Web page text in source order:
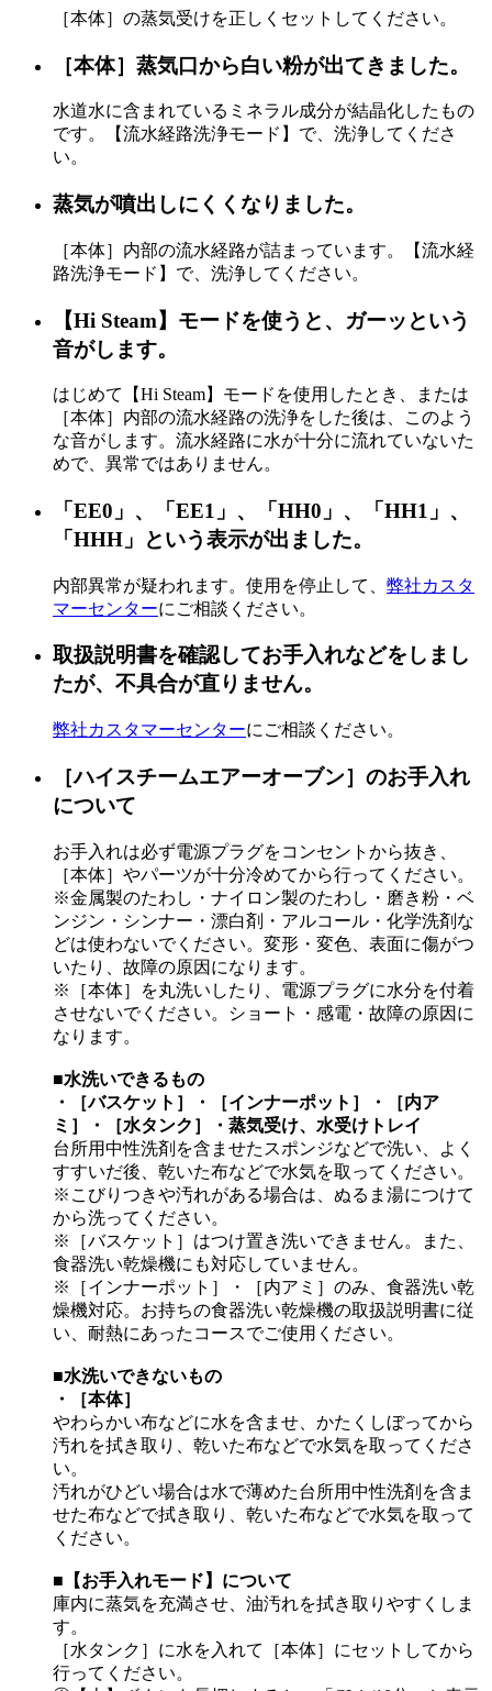
［本体］の蒸気受けを正しくセットしてください。
［本体］蒸気口から白い粉が出てきました。
水道水に含まれているミネラル成分が結晶化したもの
です。【流水経路洗浄モード】で、洗浄してくださ
い。
蒸気が噴出しにくくなりました。
［本体］内部の流水経路が詰まっています。【流水経
路洗浄モード】で、洗浄してください。
【Hi Steam】モードを使うと、ガーッという
音がします。
はじめて【Hi Steam】モードを使用したとき、または
［本体］内部の流水経路の洗浄をした後は、このよう
な音がします。流水経路に水が十分に流れていないた
めで、異常ではありません。
「EE0」、「EE1」、「HH0」、「HH1」、
「HHH」という表示が出ました。
内部異常が疑われます。使用を停止して、 弊社カスタ
マーセンターにご相談ください。
取扱説明書を確認してお手入れなどをしまし
たが、不具合が直りません。
弊社カスタマーセンターにご相談ください。
［ハイスチームエアーオーブン］のお手入れ
について
お手入れは必ず電源プラグをコンセントから抜き、
［本体］やパーツが十分冷めてから行ってください。
※金属製のたわし・ナイロン製のたわし・磨き粉・ベ
ンジン・シンナー・漂白剤・アルコール・化学洗剤な
どは使わないでください。変形・変色、表面に傷がつ
いたり、故障の原因になります。
※［本体］を丸洗いしたり、電源プラグに水分を付着
させないでください。ショート・感電・故障の原因に
なります。
■水洗いできるもの
・［バスケット］・［インナーポット］・［内ア
ミ］・［水タンク］・蒸気受け、水受けトレイ
台所用中性洗剤を含ませたスポンジなどで洗い、よく
すすいだ後、乾いた布などで水気を取ってください。
※こびりつきや汚れがある場合は、ぬるま湯につけて
から洗ってください。
※［バスケット］はつけ置き洗いできません。また、
食器洗い乾燥機にも対応していません。
※［インナーポット］・［内アミ］のみ、食器洗い乾
燥機対応。お持ちの食器洗い乾燥機の取扱説明書に従
い、耐熱にあったコースでご使用ください。
■水洗いできないもの
・［本体］
やわらかい布などに水を含ませ、かたくしぼってから
汚れを拭き取り、乾いた布などで水気を取ってくださ
い。
汚れがひどい場合は水で薄めた台所用中性洗剤を含ま
せた布などで拭き取り、乾いた布などで水気を取って
ください。
■【お手入れモード】について
庫内に蒸気を充満させ、油汚れを拭き取りやすくしま
す。
［水タンク］に水を入れて［本体］にセットしてから
行ってください。